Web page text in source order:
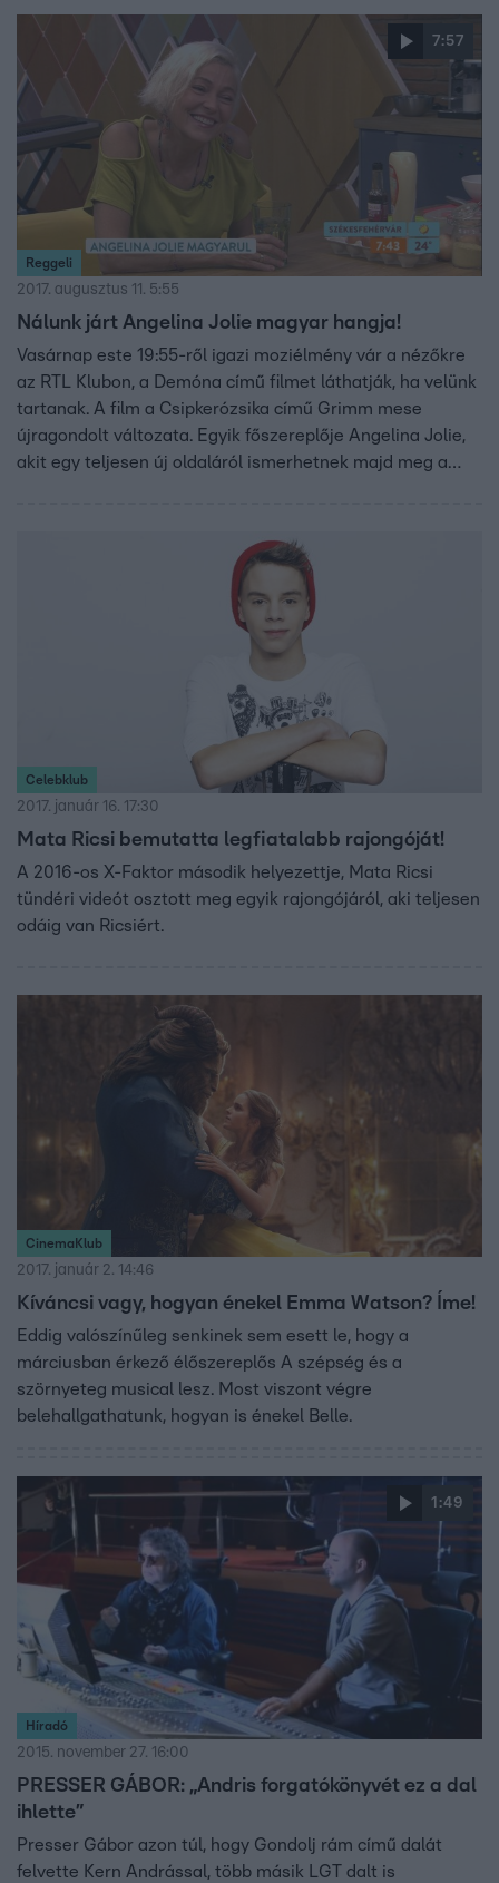
7:57
Reggeli
2017. augusztus 11. 5:55
Nálunk járt Angelina Jolie magyar hangja!
Vasárnap este 19:55-ről igazi moziélmény vár a nézőkre
az RTL Klubon, a Demóna című filmet láthatják, ha velünk
tartanak. A film a Csipkerózsika című Grimm mese
újragondolt változata. Egyik főszereplője Angelina Jolie,
akit egy teljesen új oldaláról ismerhetnek majd meg a
Celebklub
2017. január 16. 17:30
Mata Ricsi bemutatta legfiatalabb rajongóját!
A 2016-os X-Faktor második helyezettje, Mata Ricsi
tündéri videót osztott meg egyik rajongójáról, aki teljesen
odáig van Ricsiért.
CinemaKlub
2017. január 2. 14:46
Kíváncsi vagy, hogyan énekel Emma Watson? Íme!
Eddig valószínűleg senkinek sem esett le, hogy a
márciusban érkező élőszereplős A szépség és a
szörnyeteg musical lesz. Most viszont végre
belehallgathatunk, hogyan is énekel Belle.
1:49
Híradó
2015. november 27. 16:00
PRESSER GÁBOR: „Andris forgatókönyvét ez a dal
ihlette”
Presser Gábor azon túl, hogy Gondolj rám című dalát
felvette Kern Andrással, több másik LGT dalt is